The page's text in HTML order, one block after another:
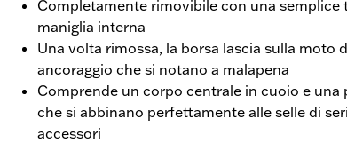
Completamente rimovibile con una semplice
maniglia interna
Una volta rimossa, la borsa lascia sulla moto
ancoraggio che si notano a malapena
Comprende un corpo centrale in cuoio e una
che si abbinano perfettamente alle selle di
accessori